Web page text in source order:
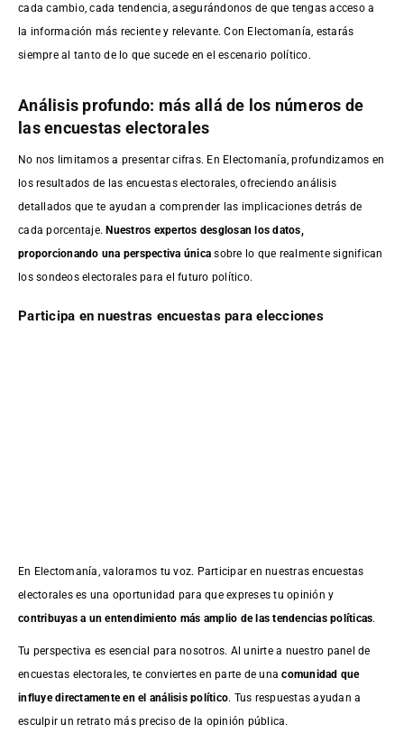
cada cambio, cada tendencia, asegurándonos de que tengas acceso a
la información más reciente y relevante. Con Electomanía, estarás
siempre al tanto de lo que sucede en el escenario político.
Análisis profundo: más allá de los números de
las encuestas electorales
No nos limitamos a presentar cifras. En Electomanía, profundizamos en
los resultados de las encuestas electorales, ofreciendo análisis
detallados que te ayudan a comprender las implicaciones detrás de
cada porcentaje.Nuestros expertos desglosan los datos,
proporcionando una perspectiva única sobre lo que realmente significan
los sondeos electorales para el futuro político.
Participa en nuestras encuestas para elecciones
En Electomanía, valoramos tu voz. Participar en nuestras encuestas
electorales es una oportunidad para que expreses tu opinión y
contribuyas a un entendimiento más amplio de las tendencias políticas.
Tu perspectiva es esencial para nosotros. Al unirte a nuestro panel de
encuestas electorales, te conviertes en parte de unacomunidad que
influye directamente en el análisis político. Tus respuestas ayudan a
esculpir un retrato más preciso de la opinión pública.